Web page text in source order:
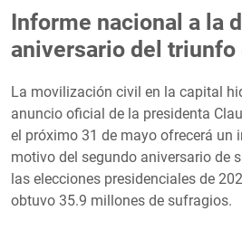
Informe nacional a la
aniversario del triunfo
La movilización civil en la capital
anuncio oficial de la presidenta
el próximo 31 de mayo ofrecerá un
motivo del segundo aniversario de
las elecciones presidenciales de
obtuvo 35.9 millones de sufragios.